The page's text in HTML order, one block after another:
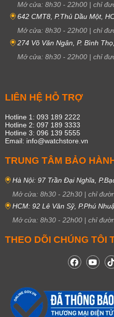
Mở cửa: 8h30 - 22h00 | chỉ
642 CMT8, P.Thủ Dầu Một,
Mở cửa: 8h30 - 22h00 | chỉ
274 Võ Văn Ngân, P. Bình
Mở cửa: 8h30 - 22h00 | chỉ
LIÊN HỆ HỖ TRỢ
Hotline 1: 093 189 2222
Hotline 2: 097 189 3333
Hotline 3: 096 139 5555
Email: info@watchstore.vn
TRUNG TÂM BẢO
Hà Nội: 97 Trần Đại Nghĩa,
Mở cửa: 8h30 - 22h30 | chỉ
HCM: 92 Lê Văn Sỹ, P.Phú
Mở cửa: 8h30 - 22h00 | chỉ
THEO DÕI CHÚNG TÔI